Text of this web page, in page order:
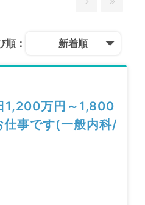
順： 新着順
1,200万円～1,800
事です(一般内科/